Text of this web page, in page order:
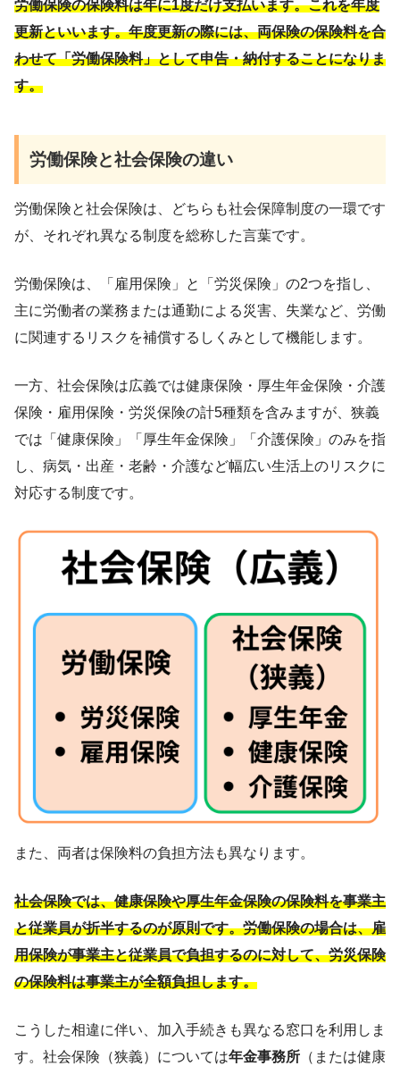
労働保険の保険料は年に1度だけ支払います。これを年度
更新といいます。年度更新の際には、両保険の保険料を合
わせて「労働保険料」として申告・納付することになりま
す。
労働保険と社会保険の違い
労働保険と社会保険は、どちらも社会保障制度の一環です
が、それぞれ異なる制度を総称した言葉です。
労働保険は、「雇用保険」と「労災保険」の2つを指し、
主に労働者の業務または通勤による災害、失業など、労働
に関連するリスクを補償するしくみとして機能します。
一方、社会保険は広義では健康保険・厚生年金保険・介護
保険・雇用保険・労災保険の計5種類を含みますが、狭義
では「健康保険」「厚生年金保険」「介護保険」のみを指
し、病気・出産・老齢・介護など幅広い生活上のリスクに
対応する制度です。
また、両者は保険料の負担方法も異なります。
社会保険では、健康保険や厚生年金保険の保険料を事業主
と従業員が折半するのが原則です。労働保険の場合は、雇
用保険が事業主と従業員で負担するのに対して、労災保険
の保険料は事業主が全額負担します。
こうした相違に伴い、加入手続きも異なる窓口を利用しま
す。社会保険（狭義）については年金事務所 （または健康